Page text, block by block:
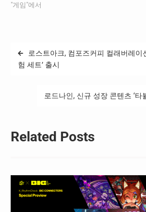
스튜디오, 아이들의 꿈에 버
의 재능 나눔 프로젝트 ‘재능
ON 희망ON’ 일환으로 진행
의 총칭. 누구나 ‘재미있게
"게임"에서
글
탐
로스트아크, 컴포즈커피 컬래버레이
험 세트’ 출시
로드나인, 신규 성장 콘텐츠 ‘타
Related Posts